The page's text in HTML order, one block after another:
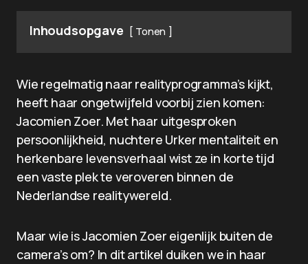
Inhoudsopgave Tonen
Wie regelmatig naar realityprogramma’s kijkt,
heeft haar ongetwijfeld voorbij zien komen:
Jacomien Zoer. Met haar uitgesproken
persoonlijkheid, nuchtere Urker mentaliteit en
herkenbare levensverhaal wist ze in korte tijd
een vaste plek te veroveren binnen de
Nederlandse realitywereld.
Maar wie is Jacomien Zoer eigenlijk buiten de
camera’s om? In dit artikel duiken we in haar